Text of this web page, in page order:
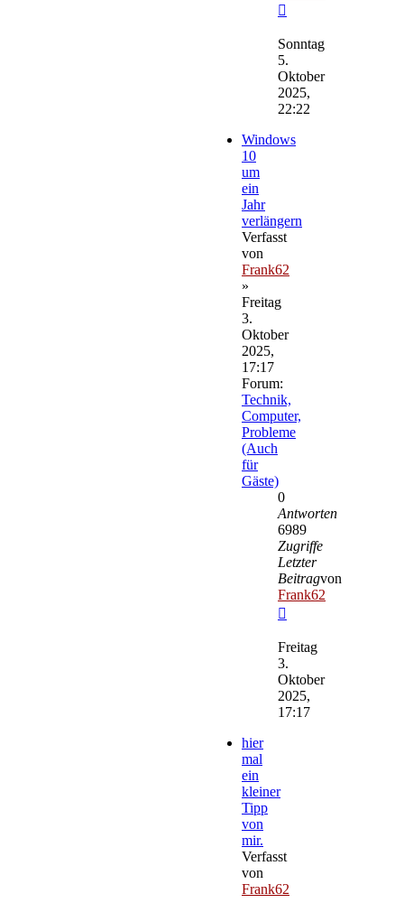
Beitrag
Sonntag
5.
Oktober
2025,
22:22
Windows
10
um
ein
Jahr
verlängern
Verfasst
von
Frank62
»
Freitag
3.
Oktober
2025,
17:17
Forum:
Technik,
Computer,
Probleme
(Auch
für
Gäste)
0
Antworten
6989
Zugriffe
Letzter
Beitragvon
Frank62
Beitrag
Freitag
3.
Oktober
2025,
17:17
hier
mal
ein
kleiner
Tipp
von
mir.
Verfasst
von
Frank62